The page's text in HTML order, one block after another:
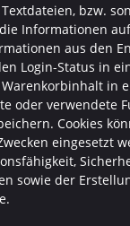
bzw.
Informationen
aus den
Login-Status in
in
oder verwendete
Cookies
eingesetzt
sowie der